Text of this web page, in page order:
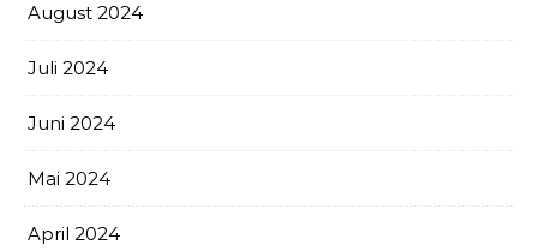
August 2024
Juli 2024
Juni 2024
Mai 2024
April 2024